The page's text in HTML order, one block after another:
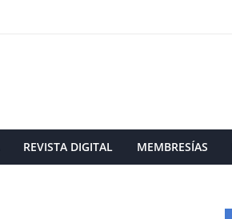
REVISTA DIGITAL MEMBRESÍAS